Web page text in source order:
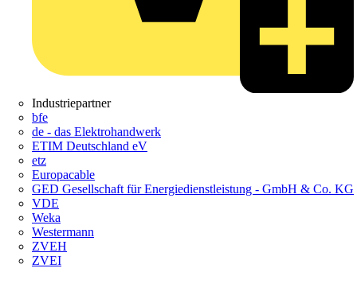
Industriepartner
bfe
de - das Elektrohandwerk
ETIM Deutschland eV
etz
Europacable
GED Gesellschaft für Energiedienstleistung - GmbH & Co. KG
VDE
Weka
Westermann
ZVEH
ZVEI